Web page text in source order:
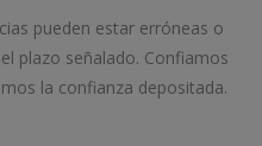
pueden estar erróneas o
plazo señalado. Confiamos
la confianza depositada.